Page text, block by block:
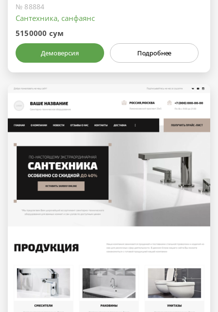
№ 88884
Сантехника, санфаянс
5150000 сум
Демоверсия Подробнее